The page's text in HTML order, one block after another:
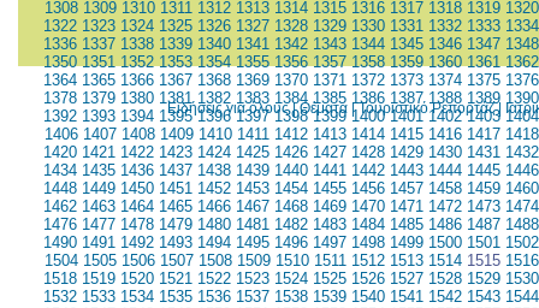
1308 1309 1310 1311 1312 1313 1314 1315 1316 1317 1318 1319 1320
1322 1323 1324 1325 1326 1327 1328 1329 1330 1331 1332 1333 1334
1336 1337 1338 1339 1340 1341 1342 1343 1344 1345 1346 1347 1348
1350 1351 1352 1353 1354 1355 1356 1357 1358 1359 1360 1361 1362
1364 1365 1366 1367 1368 1369 1370 1371 1372 1373 1374 1375 1376
1378 1379 1380 1381 1382 1383 1384 1385 1386 1387 1388 1389 1390
1392 1393 1394 1395 1396 1397 1398 1399 1400 1401 1402 1403 1404
1406 1407 1408 1409 1410 1411 1412 1413 1414 1415 1416 1417 1418
1420 1421 1422 1423 1424 1425 1426 1427 1428 1429 1430 1431 1432
1434 1435 1436 1437 1438 1439 1440 1441 1442 1443 1444 1445 1446
1448 1449 1450 1451 1452 1453 1454 1455 1456 1457 1458 1459 1460
1462 1463 1464 1465 1466 1467 1468 1469 1470 1471 1472 1473 1474
1476 1477 1478 1479 1480 1481 1482 1483 1484 1485 1486 1487 1488
1490 1491 1492 1493 1494 1495 1496 1497 1498 1499 1500 1501 1502
1504 1505 1506 1507 1508 1509 1510 1511 1512 1513 15141515 1516
1518 1519 1520 1521 1522 1523 1524 1525 1526 1527 1528 1529 1530
1532 1533 1534 1535 1536 1537 1538 1539 1540 1541 1542 1543 1544
Ειδήσεις για όλους|Θέματα|Τουριστικό Ρεπορτάζ|